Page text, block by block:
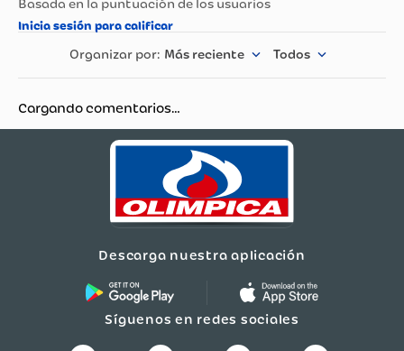
Más reciente Todos
Cargando comentarios…
Descarga nuestra aplicación
Síguenos en redes sociales